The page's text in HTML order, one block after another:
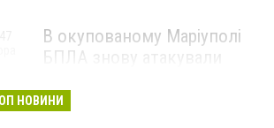
В окупованому Маріуполі
БПЛА знову атакували
— ВІДЕО
НОВИНИ